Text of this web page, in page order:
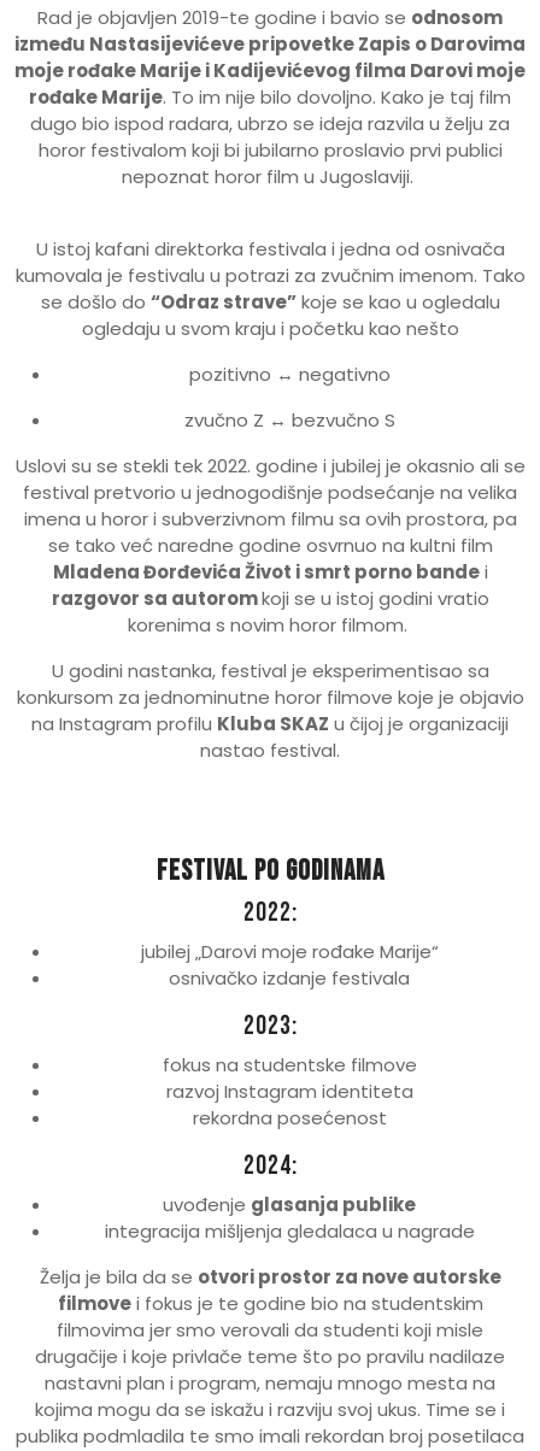
Rad je objavljen 2019-te godine i bavio se odnosom
između Nastasijevićeve pripovetke Zapis o Darovima
moje rođake Marije i Kadijevićevog filma Darovi moje
rođake Marije. To im nije bilo dovoljno. Kako je taj film
dugo bio ispod radara, ubrzo se ideja razvila u želju za
horor festivalom koji bi jubilarno proslavio prvi publici
nepoznat horor film u Jugoslaviji.
U istoj kafani direktorka festivala i jedna od osnivača
kumovala je festivalu u potrazi za zvučnim imenom. Tako
se došlo do “Odraz strave”koje se kao u ogledalu
ogledaju u svom kraju i početku kao nešto
pozitivno ↔ negativno
zvučno Z ↔ bezvučno S
Uslovi su se stekli tek 2022. godine i jubilej je okasnio ali se
festival pretvorio u jednogodišnje podsećanje na velika
imena u horor i subverzivnom filmu sa ovih prostora, pa
se tako već naredne godine osvrnuo na kultni film
Mladena Đorđevića Život i smrt porno bandei
razgovor sa autoromkoji se u istoj godini vratio
korenima s novim horor filmom.
U godini nastanka, festival je eksperimentisao sa
konkursom za jednominutne horor filmove koje je objavio
na Instagram profilu Kluba SKAZ u čijoj je organizaciji
nastao festival.
Festival po godinama
2022:
jubilej „Darovi moje rođake Marije“
osnivačko izdanje festivala
2023:
fokus na studentske filmove
razvoj Instagram identiteta
rekordna posećenost
2024:
uvođenje glasanja publike
integracija mišljenja gledalaca u nagrade
Želja je bila da se otvori prostor za nove autorske
filmovei fokus je te godine bio na studentskim
filmovima jer smo verovali da studenti koji misle
drugačije i koje privlače teme što po pravilu nadilaze
nastavni plan i program, nemaju mnogo mesta na
kojima mogu da se iskažu i razviju svoj ukus. Time se i
publika podmladila te smo imali rekordan broj posetilaca